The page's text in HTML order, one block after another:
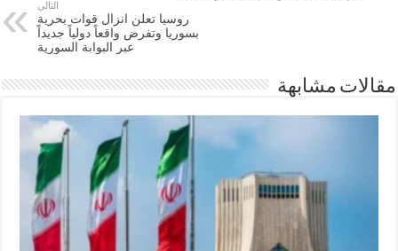
التالي
روسيا تعلن انزال قوات بحرية
بسوريا وتفرض واقعاً دولياً جديداً
عبر البوابة السورية
مقالات مشابهة